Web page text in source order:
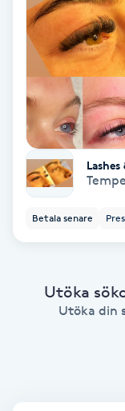
Damklippning
Dermapen
Diamantslipning
Enzympeeling
Eyeliner-tatuering
Betala senare
Utöka
Utöka din